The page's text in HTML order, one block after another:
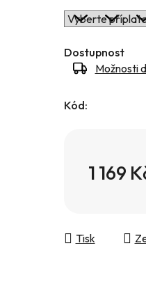
Dostupnost
Možnosti
Kód:
1 169
Tisk